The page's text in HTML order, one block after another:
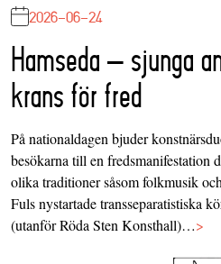
2026-06-24
Hamseda – sjunga
krans för fred
På nationaldagen bjuder
besökarna till en fredsmanifestation
olika traditioner såsom folkmusik
Fuls nystartade transseparatistiska
(utanför Röda Sten Konsthall)…>